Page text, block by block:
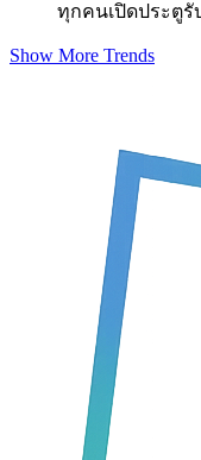
ทุกคนเปิดประตูรั
Show More Trends